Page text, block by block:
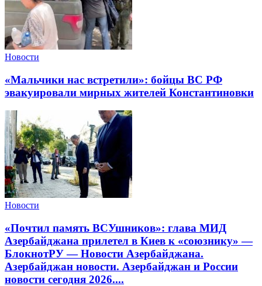
Новости
«Мальчики нас встретили»: бойцы ВС РФ
эвакуировали мирных жителей Константиновки
Новости
«Почтил память ВСУшников»: глава МИД
Азербайджана прилетел в Киев к «союзнику» —
БлокнотРУ — Новости Азербайджана.
Азербайджан новости. Азербайджан и России
новости сегодня 2026....